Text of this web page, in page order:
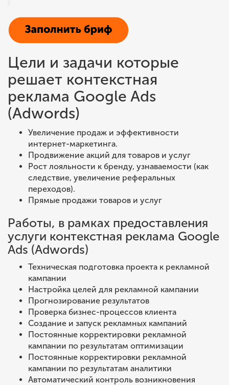
Цели и задачи которые
решает контекстная
реклама Google Ads
(Adwords)
Увеличение продаж и эффективности
интернет-маркетинга.
Продвижение акций для товаров и услуг
Рост лояльности к бренду, узнаваемости (как
следствие, увеличение реферальных
переходов).
Прямые продажи товаров и услуг
Работы, в рамках предоставления
услуги контекстная реклама Google
Ads (Adwords)
Техническая подготовка проекта к рекламной
кампании
Настройка целей для рекламной кампании
Прогнозирование результатов
Проверка бизнес-процессов клиента
Создание и запуск рекламных кампаний
Постоянные корректировки рекламной
кампании по результатам оптимизации
Постоянные корректировки рекламной
кампании по результатам аналитики
Автоматический контроль возникновения